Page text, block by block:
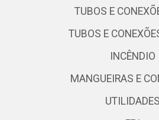
TUBOS E
TUBOS E
INCÊNDIO
MANGUEIRAS E
UTILIDADES